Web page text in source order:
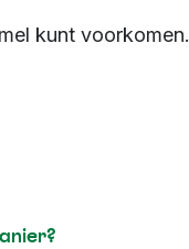
kunt voorkomen.